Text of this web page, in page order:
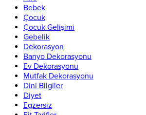
Bebek
Çocuk
Çocuk Gelişimi
Gebelik
Dekorasyon
Banyo Dekorasyonu
Ev Dekorasyonu
Mutfak Dekorasyonu
Dini Bilgiler
Diyet
Egzersiz